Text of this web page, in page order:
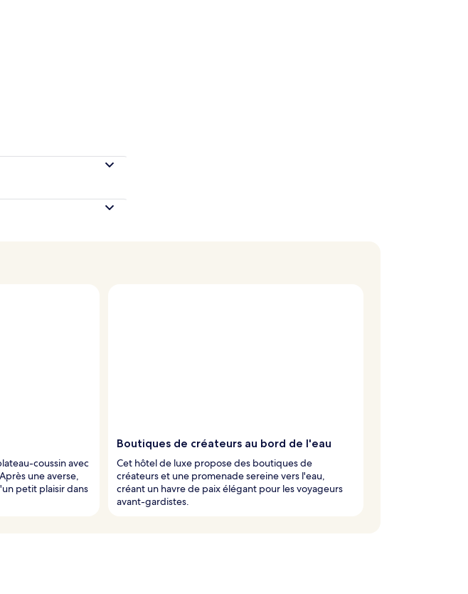
coussin avec
une averse,
petit plaisir dans
Boutiques de créateurs au bord de l'eau
Cet hôtel de luxe propose des boutiques de
créateurs et une promenade sereine vers l'eau,
créant un havre de paix élégant pour les voyageurs
avant-gardistes.